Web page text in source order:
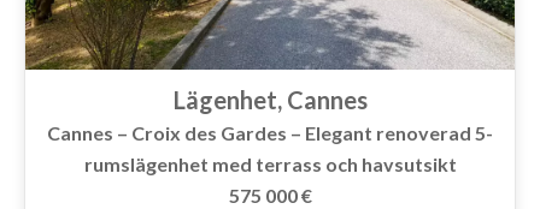
Lägenhet, Cannes
Cannes – Croix des Gardes – Elegant renoverad 5-
rumslägenhet med terrass och havsutsikt
575 000 €